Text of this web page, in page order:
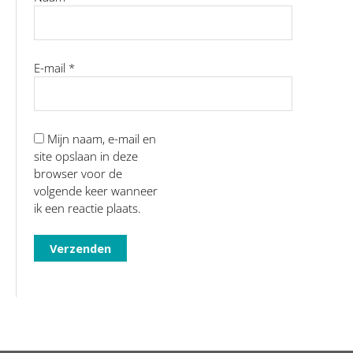
E-mail *
Mijn naam, e-mail en
site opslaan in deze
browser voor de
volgende keer wanneer
ik een reactie plaats.